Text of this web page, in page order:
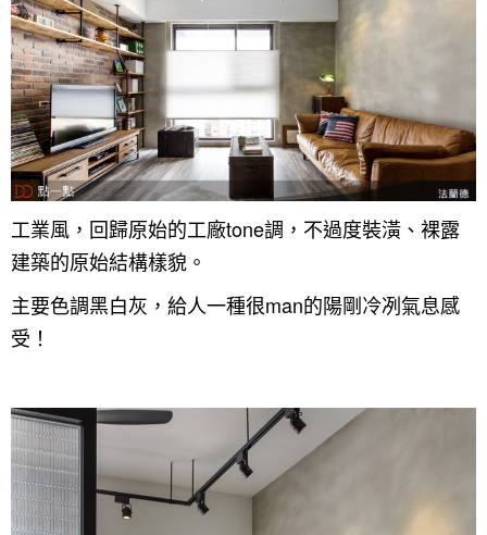
工業風，回歸原始的工廠tone調，不過度裝潢、裸露
建築的原始結構樣貌。
主要色調黑白灰，給人一種很man的陽剛冷冽氣息感
受！
找設計師
如何使用點一點
我要裝潢
裝潢計算機
裝潢進階計算機
案例分享
類型
居家
商業空間
其他
面積
小坪數
31~50坪
風格
簡約
北歐
古典
鄉村
150萬以內
251萬以上
人氣推薦
設計好手
台北市
桃園 新竹 竹北
台南 高雄
360環景體驗
虛擬線上裝潢
室內設計師方案
傢俱建材商方案
一般屋主方案
2房2聽 - 基本版
2房2廳 - 精裝版
3房2聽 - 基本版
設計專欄
系統櫃
居家風水
主題精選
設計知識+
國外案例
全站搜尋
北部
新北市
桃園市
新竹市
徵設計師